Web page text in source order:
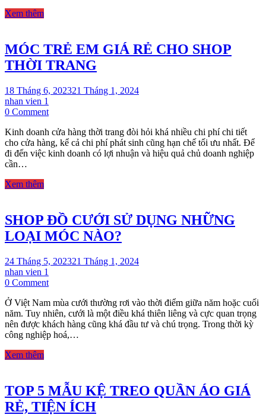
Xem thêm
MÓC TRẺ EM GIÁ RẺ CHO SHOP
THỜI TRANG
18 Tháng 6, 202321 Tháng 1, 2024
nhan vien 1
0 Commenton
TRẺ
EM
GIÁ
Kinh doanh cửa hàng thời trang đòi hỏi khá nhiều chi phí chi tiết
cho cửa hàng, kể cả chi phí phát sinh cũng hạn chế tối ưu nhất. Để
đi đến việc kinh doanh có lợi nhuận và hiệu quả chủ doanh nghiệp
cần…
Xem thêm
SHOP ĐỒ CƯỚI SỬ DỤNG NHỮNG
LOẠI MÓC NÀO?
24 Tháng 5, 202321 Tháng 1, 2024
nhan vien 1
0 Commenton
ĐỒ
CƯỚI
SỬ
DỤNG
Ở Việt Nam mùa cưới thường rơi vào thời điểm giữa năm hoặc cuối
năm. Tuy nhiên, cưới là một điều khá thiên liêng và cực quan trọng
nên được khách hàng cũng khá đầu tư và chú trọng. Trong thời kỳ
công nghiệp hoá,…
Xem thêm
TOP 5 MẪU KỆ TREO QUẦN ÁO GIÁ
RẺ, TIỆN ÍCH